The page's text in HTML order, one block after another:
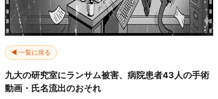
◀ 一覧に戻る
九大の研究室にランサム被害、病院患者43人の手術
動画・氏名流出のおそれ